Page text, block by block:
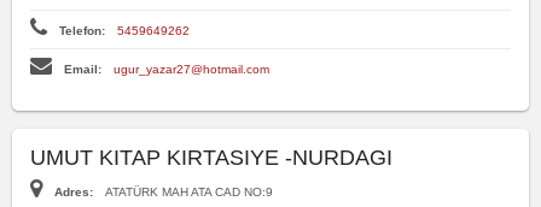
Telefon: 5459649262
Email: ugur_yazar27@hotmail.com
UMUT KITAP KIRTASIYE -NURDAGI
Adres: ATATÜRK MAH ATA CAD NO:9